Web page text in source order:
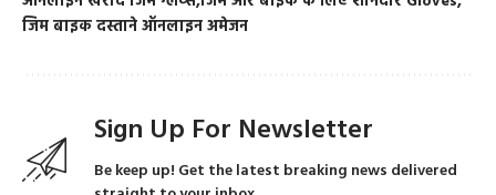
जिम बाइक दस्ताने ऑनलाइन अमेजन
Sign Up For Newsletter
Be keep up! Get the latest breaking news delivered